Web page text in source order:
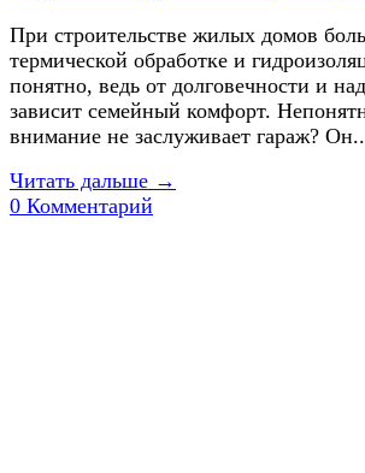
При строительстве жилых домов
термической обработке и
понятно, ведь от долговечности и
зависит семейный комфорт.
внимание не заслуживает гараж?
Читать дальше →
0 Комментарий